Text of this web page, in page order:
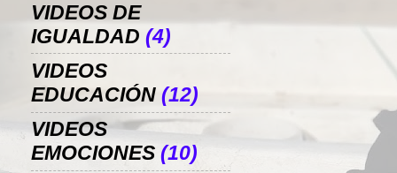
VIDEOS DE
IGUALDAD (4)
VIDEOS
EDUCACIÓN (12)
VIDEOS
EMOCIONES (10)